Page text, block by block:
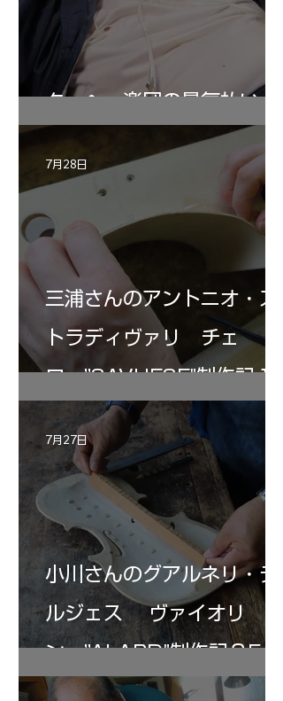
ターヘー楽団の暑気払い
三浦さんのアントニオ・ス
トラディヴァリ チェ
ロ ”SAVUESE"制作記１2
7月28日
小川さんのグアルネリ・デ
ルジェス ヴァイオリ
ン ”ALARD"制作記３5
7月27日